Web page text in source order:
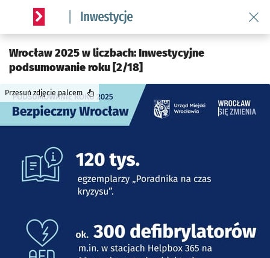
Serwis informacyjny wroclaw.pl podserwis:
Wrocław 2025 w liczbach: Inwestycyjne
podsumowanie roku [2/18]
Przesuń zdjęcie palcem